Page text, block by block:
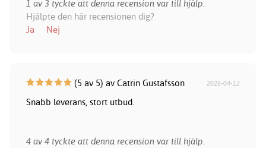
1 av 3 tyckte att denna recension var till hjälp.
Hjälpte den här recensionen dig?
Ja
Nej
(5 av 5) av Catrin Gustafsson 2026-04-12
Snabb leverans, stort utbud.
4 av 4 tyckte att denna recension var till hjälp.